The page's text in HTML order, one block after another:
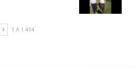
1 A 1 414